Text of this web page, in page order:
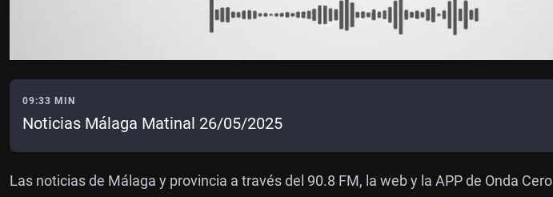
09:33 MIN
Noticias Málaga Matinal 26/05/2025
Las noticias de Málaga y provincia a través del 90.8 FM, la web y la APP de Onda Cero